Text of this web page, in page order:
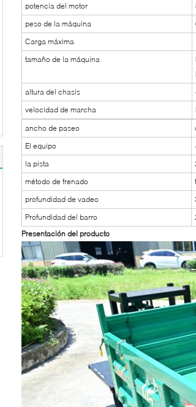
potencia del motor
peso de la máquina
Carga máxima
tamaño de la máquina
altura del chasis
velocidad de marcha
ancho de paseo
El equipo
la pista
método de frenado
profundidad de vadeo
Profundidad del barro
Presentación del producto